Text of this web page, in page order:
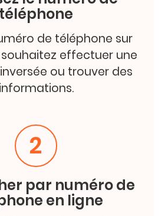
téléphone
de téléphone sur
effectuer une
ou trouver des
informations.
2
par numéro de
en ligne